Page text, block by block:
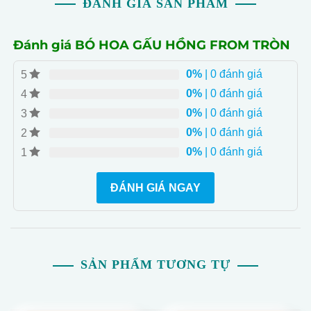
ĐÁNH GIÁ SẢN PHẨM
Đánh giá BÓ HOA GẤU HỒNG FROM TRÒN
5 0%| 0 đánh giá
4
0%| 0 đánh giá
3
0%| 0 đánh giá
2
0%| 0 đánh giá
1
0%| 0 đánh giá
ĐÁNH GIÁ NGAY
SẢN PHẨM TƯƠNG TỰ